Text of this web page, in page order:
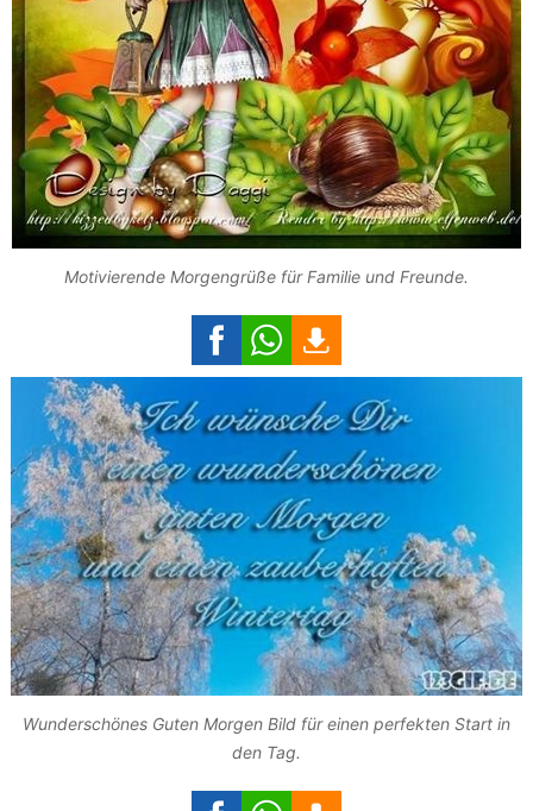
Motivierende Morgengrüße für Familie und Freunde.
Wunderschönes Guten Morgen Bild für einen perfekten Start in
den Tag.